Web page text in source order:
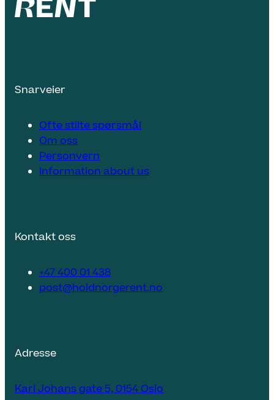
Snarveier
Ofte stilte spørsmål
Om oss
Personvern
Information about us
Kontakt oss
+47 400 01 438
post@holdnorgerent.no
Adresse
Karl Johans gate 5, 0154 Oslo